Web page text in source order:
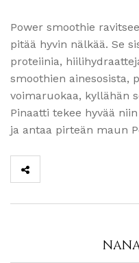
Power smoothie
pitää hyvin nälkää. Se
proteiinia,
smoothien ainesosista,
voimaruokaa, kyllähän
Pinaatti tekee hyvää
ja antaa pirteän maun